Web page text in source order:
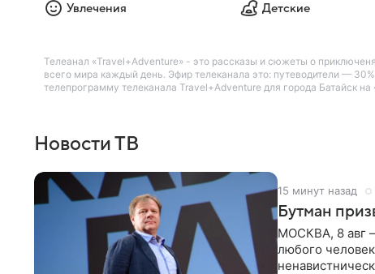
Увлечения Детские
Телеанал «Travel+Adventure» - это рассказы и сюжеты о
всего мира каждый день. Эфир телеканала это: путеводители —
телепрограмму телеканала Travel+Adventure для города Батайск на
Новости ТВ
15 минут назад
Бутман
МОСКВА, 8 авг
любого